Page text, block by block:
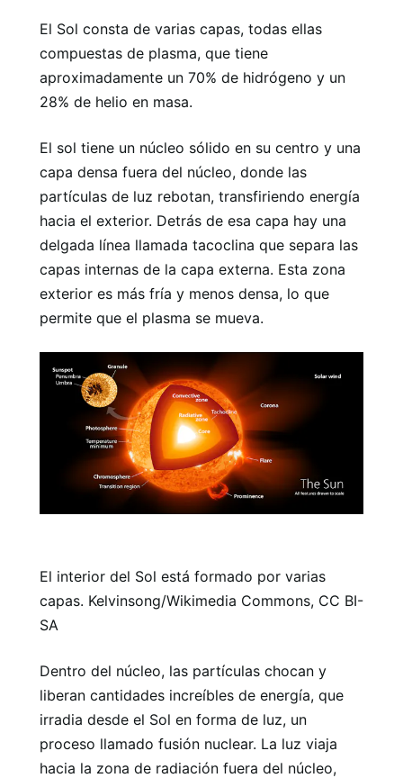
El Sol consta de varias capas, todas ellas
compuestas de plasma, que tiene
aproximadamente un 70% de hidrógeno y un
28% de helio en masa.
El sol tiene un núcleo sólido en su centro y una
capa densa fuera del núcleo, donde las
partículas de luz rebotan, transfiriendo energía
hacia el exterior. Detrás de esa capa hay una
delgada línea llamada tacoclina que separa las
capas internas de la capa externa. Esta zona
exterior es más fría y menos densa, lo que
permite que el plasma se mueva.
El interior del Sol está formado por varias
capas. Kelvinsong/Wikimedia Commons, CC BI-
SA
Dentro del núcleo, las partículas chocan y
liberan cantidades increíbles de energía, que
irradia desde el Sol en forma de luz, un
proceso llamado fusión nuclear. La luz viaja
hacia la zona de radiación fuera del núcleo,